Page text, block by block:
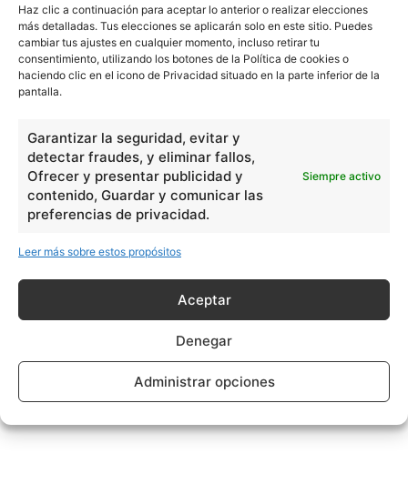
Haz clic a continuación para aceptar lo anterior o realizar elecciones
más detalladas. Tus elecciones se aplicarán solo en este sitio. Puedes
cambiar tus ajustes en cualquier momento, incluso retirar tu
consentimiento, utilizando los botones de la Política de cookies o
haciendo clic en el icono de Privacidad situado en la parte inferior de la
pantalla.
Garantizar la seguridad, evitar y
detectar fraudes, y eliminar fallos,
Ofrecer y presentar publicidad y
contenido, Guardar y comunicar las
preferencias de privacidad.
Siempre activo
Leer más sobre estos propósitos
Aceptar
Denegar
Administrar opciones